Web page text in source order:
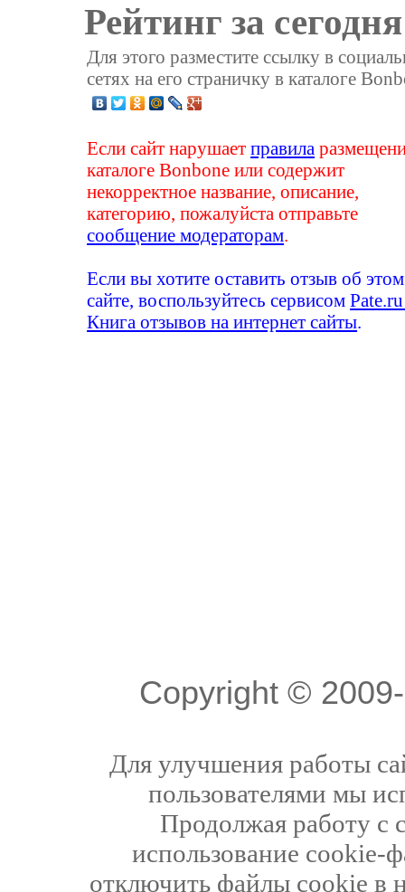
Рейтинг за
Для этого разместите ссылку в
сетях на его страничку в каталоге
Если сайт нарушаетправила
каталоге Bonbone или содержит
некорректное название, описание,
категорию, пожалуйста отправьте
сообщение модераторам
Если вы хотите оставить отзыв об этом
сайте, воспользуйтесь сервисом
Книга отзывов на интернет сайты
Copyright ©
Для улучшения работы
пользователями мы
Продолжая работу с
использование cookie-
отключить файлы cookie в